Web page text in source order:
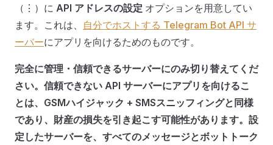
（⋮）に API アドレスの設定 オプションを用意してい
ます。これは、 自分でホストする Telegram Bot API サ
ーバーにアプリを向けるためのものです。
完全に管理・信頼できるサーバーにのみ切り替えてくだ
さい。信頼できない API サーバーにアプリを向けるこ
とは、GSMハイジャック + SMSスニッフィングと同様
であり、財産の損失を引き起こす可能性があります。設
定したサーバーを、すべてのメッセージとボットトーク